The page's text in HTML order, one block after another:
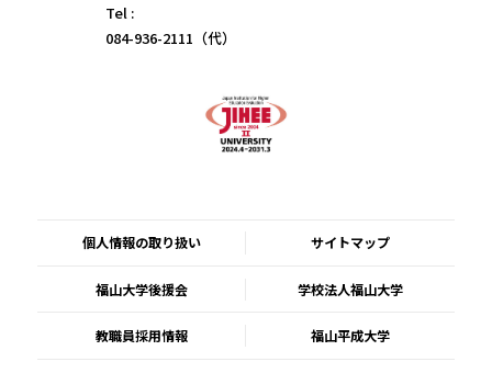
Tel :
084-936-2111（代）
個人情報の取り扱い サイトマップ
福山大学後援会 学校法人福山大学
教職員採用情報 福山平成大学